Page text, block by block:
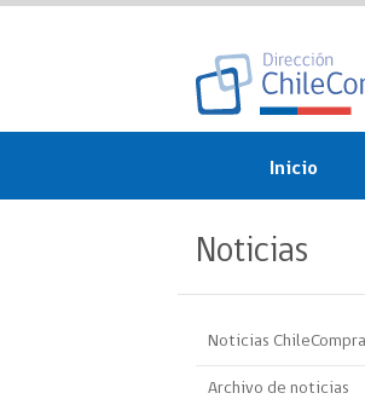
Inicio
Noticias
Noticias ChileCompra
Archivo de noticias